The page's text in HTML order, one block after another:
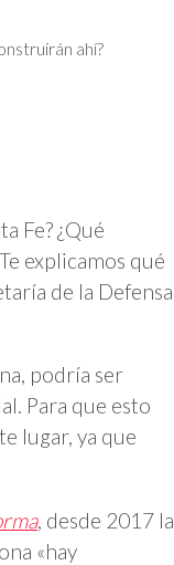
ahí?
Fe? ¿Qué
explicamos qué
de la Defensa
podría ser
Para que esto
lugar, ya que
, desde 2017 la
«hay